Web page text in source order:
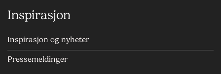
Inspirasjon
Inspirasjon og nyheter
Pressemeldinger